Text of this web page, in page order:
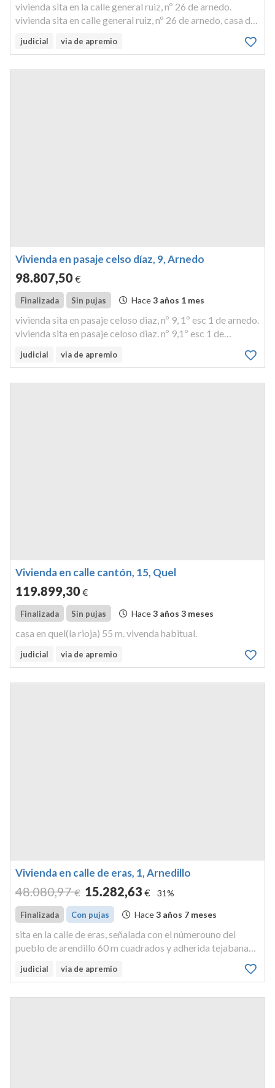
vivienda sita en la calle general ruiz, nº 26 de arnedo.
vivienda sita en calle general ruiz, nº 26 de arnedo, casa de
judicial via de apremio
Vivienda en pasaje celso díaz, 9, Arnedo
98.807,50€
Finalizada Sin pujas Hace3 años 1 mes
vivienda sita en pasaje celoso diaz, nº 9, 1º esc 1 de arnedo.
vivienda sita en pasaje celoso diaz. nº 9,1º esc 1 de
metros cuadrados.
judicial via de apremio
Vivienda en calle cantón, 15, Quel
119.899,30€
Finalizada Sin pujas Hace3 años 3 meses
casa en quel(la rioja) 55 m. vivenda habitual.
judicial via de apremio
Vivienda en calle de eras, 1, Arnedillo
48.080,97 € 15.282,63 € 31%
Finalizada Con pujas Hace3 años 7 meses
sita en la calle de eras, señalada con el númerouno del
pueblo de arendillo 60 m cuadrados y adherida tejabana
judicial via de apremio